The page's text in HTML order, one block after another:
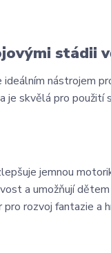
stádii
nástrojem
skvělá pro použití
jemnou
a umožňují
rozvoj fantazie a